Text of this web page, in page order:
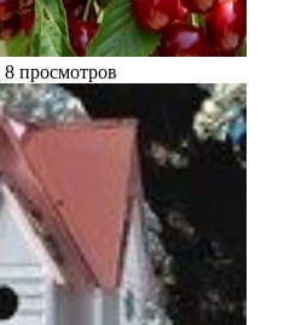
8 просмотров